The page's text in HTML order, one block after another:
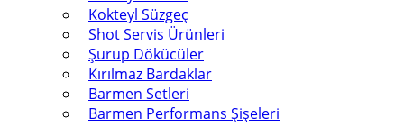
Kokteyl Süzgeç
Shot Servis Ürünleri
Şurup Dökücüler
Kırılmaz Bardaklar
Barmen Setleri
Barmen Performans Şişeleri